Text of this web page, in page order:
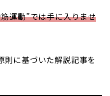
運動”では手に入りませ
則に基づいた解説記事を